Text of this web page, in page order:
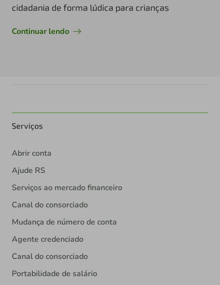
cidadania de forma lúdica para crianças
Continuar lendo
Serviços
Abrir conta
Ajude RS
Serviços ao mercado financeiro
Canal do consorciado
Mudança de número de conta
Agente credenciado
Canal do consorciado
Portabilidade de salário